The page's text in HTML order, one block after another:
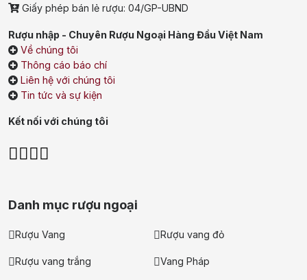
Giấy phép bán lẻ rượu: 04/GP-UBND
Rượu nhập - Chuyên Rượu Ngoại Hàng Đầu Việt Nam
Về chúng tôi
Thông cáo báo chí
Liên hệ với chúng tôi
Tin tức và sự kiện
Kết nối với chúng tôi
Danh mục rượu ngoại
Rượu Vang Rượu vang đỏ
Rượu vang trắng Vang Pháp